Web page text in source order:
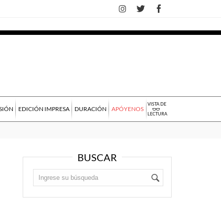
EDICIÓN IMPRESA DURACIÓN APÓYENOS
VISTA DE
LECTURA
BUSCAR